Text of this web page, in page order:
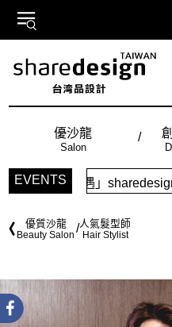
優沙龍
Salon
EVENTS台灣品設計，五大
優質沙龍
Beauty Salon
人氣髮型師
Hair Stylist